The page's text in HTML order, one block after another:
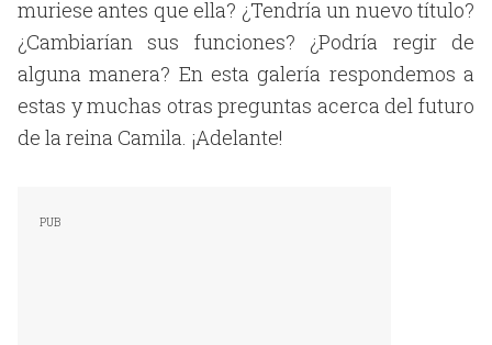
muriese antes que ella? ¿Tendría un nuevo título?
¿Cambiarían sus funciones? ¿Podría regir de
alguna manera? En esta galería respondemos a
estas y muchas otras preguntas acerca del futuro
de la reina Camila. ¡Adelante!